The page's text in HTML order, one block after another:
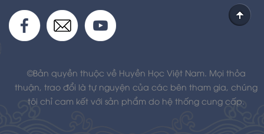
©Bản quyền thuộc về Huyền Học Việt Nam. Mọi thỏa
thuận, trao đổi là tự nguyện của các bên tham gia, chúng
tôi chỉ cam kết với sản phẩm do hệ thống cung cấp.